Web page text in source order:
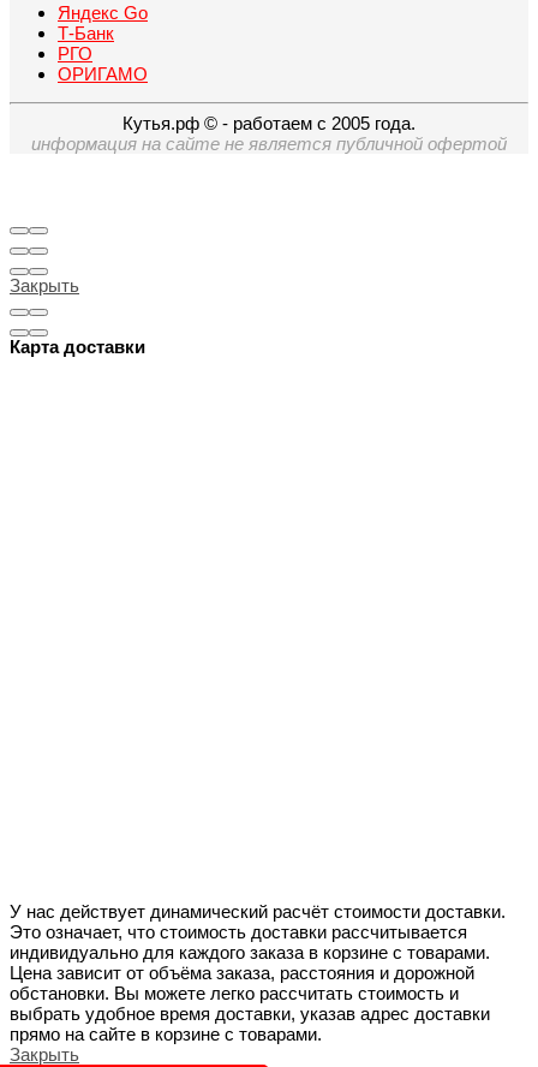
Яндекс Go
Т-Банк
РГО
ОРИГАМО
Кутья.рф © - работаем с 2005 года.
информация на сайте не является публичной офертой
Закрыть
Карта доставки
У нас действует динамический расчёт стоимости доставки.
Это означает, что стоимость доставки рассчитывается
индивидуально для каждого заказа в корзине с товарами.
Цена зависит от объёма заказа, расстояния и дорожной
обстановки. Вы можете легко рассчитать стоимость и
выбрать удобное время доставки, указав адрес доставки
прямо на сайте в корзине с товарами.
Закрыть